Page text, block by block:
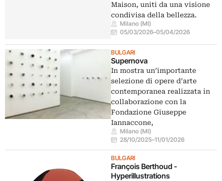
Maison, uniti da una visione
condivisa della bellezza.
Milano (MI)
05/03/2026–05/04/2026
BULGARI
Supernova
In mostra un’importante
selezione di opere d’arte
contemporanea realizzata in
collaborazione con la
Fondazione Giuseppe
Iannaccone,
Milano (MI)
28/10/2025–11/01/2026
BULGARI
François Berthoud -
Hyperillustrations